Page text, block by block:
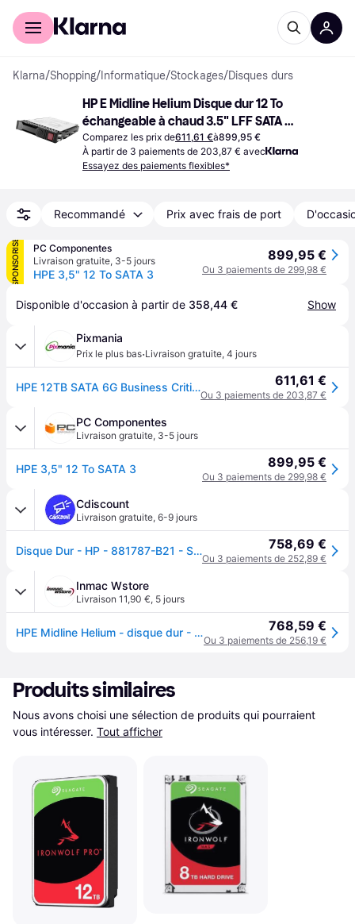
Acheter avec Klarna
Klarna/Shopping/ Informatique/Stockages/Disques durs
HP E Midline Helium Disque dur 12 To
échangeable à chaud 3.5" LFF SATA
6Gb/s 7200 tours/min avec HPE Low
Profile
Comparez les prix de611,61 €à899,95 €
À partir de 3 paiements de 203,87 € avec
Essayez des paiements flexibles*
Recommandé Prix avec frais de port
SPONSORISÉ
PC Componentes
Livraison gratuite, 3-5 jours
HPE 3,5" 12 To SATA 3
899,95 €
Ou 3 paiements de 299,98 €
Disponible d'occasion à partir de 358,44 € Show
Pixmania
Prix le plus bas·Livraison gratuite, 4 jours
HPE 12TB SATA 6G Business Critical 7.2K LFF LP 1-year Warranty Helium 512e Multi Vendor HDD - Neuf 611,61 €
Ou 3 paiements de 203,87 €
PC Componentes
Livraison gratuite, 3-5 jours
HPE 3,5" 12 To SATA 3 899,95 €
Ou 3 paiements de 299,98 €
Cdiscount
Livraison gratuite, 6-9 jours
Disque Dur - HP - 881787-B21 - SATA - 12 To - 7200 Tours/min 758,69 €
Ou 3 paiements de 252,89 €
Inmac Wstore
Livraison 11,90 €, 5 jours
HPE Midline Helium - disque dur - 12 To - SATA 6Gb/s 768,59 €
Ou 3 paiements de 256,19 €
Produits similaires
Nous avons choisi une sélection de produits qui pourraient
vous intéresser. Tout afficher